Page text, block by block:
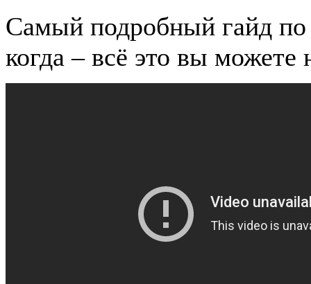
Самый подробный гайд по
когда – всё это вы можете